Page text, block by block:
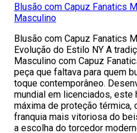
Blusão com Capuz Fanatics
Masculino
Blusão com Capuz Fanatics
Evolução do Estilo NY A
Masculino com Capuz
peça que faltava para quem
toque contemporâneo.
mundial em licenciados, este
máxima de proteção térmica,
franquia mais vitoriosa do
a escolha do torcedor